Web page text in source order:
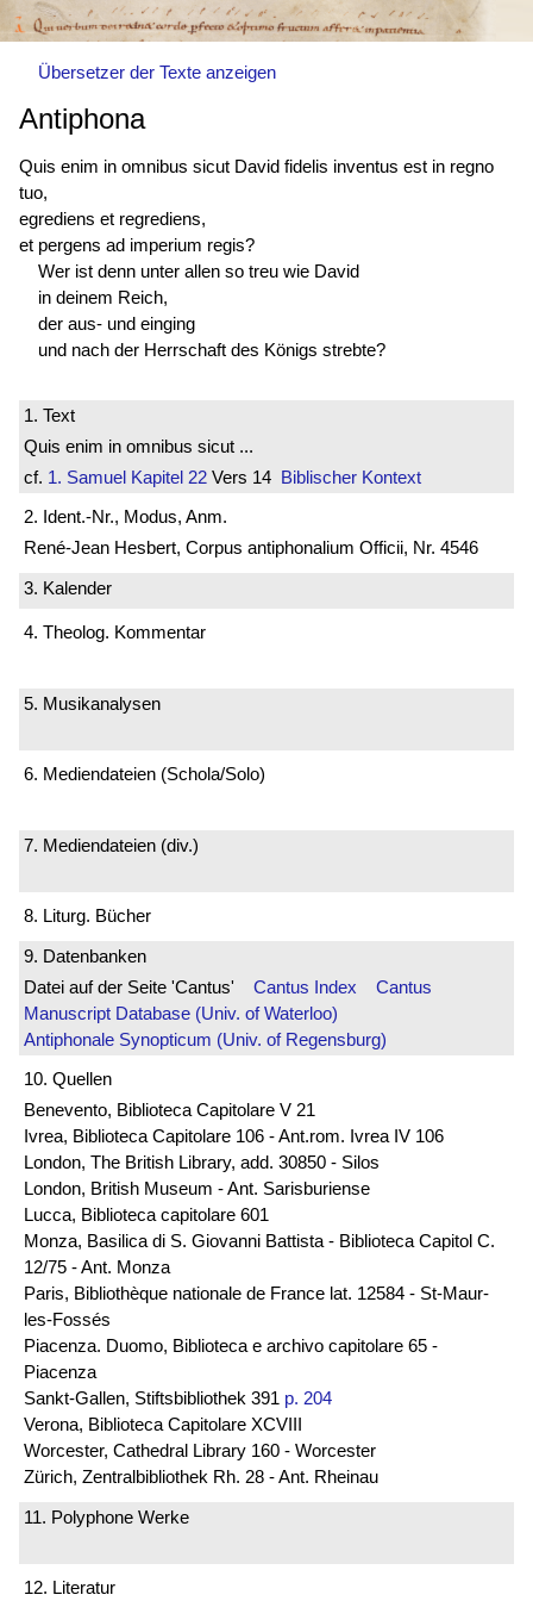
Übersetzer der Texte anzeigen
Antiphona
Quis enim in omnibus sicut David fidelis inventus est in regno
tuo,
egrediens et regrediens,
et pergens ad imperium regis?
Wer ist denn unter allen so treu wie David
in deinem Reich,
der aus- und einging
und nach der Herrschaft des Königs strebte?
1. Text
Quis enim in omnibus sicut ...
cf. 1. Samuel Kapitel 22 Vers 14 Biblischer Kontext
2. Ident.-Nr., Modus, Anm.
René-Jean Hesbert, Corpus antiphonalium Officii, Nr. 4546
3. Kalender
4. Theolog. Kommentar
5. Musikanalysen
6. Mediendateien (Schola/Solo)
7. Mediendateien (div.)
8. Liturg. Bücher
9. Datenbanken
Datei auf der Seite 'Cantus' Cantus Index
Cantus
Manuscript Database (Univ. of Waterloo)
Antiphonale Synopticum (Univ. of Regensburg)
10. Quellen
Benevento, Biblioteca Capitolare V 21
Ivrea, Biblioteca Capitolare 106 - Ant.rom. Ivrea IV 106
London, The British Library, add. 30850 - Silos
London, British Museum - Ant. Sarisburiense
Lucca, Biblioteca capitolare 601
Monza, Basilica di S. Giovanni Battista - Biblioteca Capitol C.
12/75 - Ant. Monza
Paris, Bibliothèque nationale de France lat. 12584 - St-Maur-
les-Fossés
Piacenza. Duomo, Biblioteca e archivo capitolare 65 -
Piacenza
Sankt-Gallen, Stiftsbibliothek 391 p. 204
Verona, Biblioteca Capitolare XCVIII
Worcester, Cathedral Library 160 - Worcester
Zürich, Zentralbibliothek Rh. 28 - Ant. Rheinau
11. Polyphone Werke
12. Literatur